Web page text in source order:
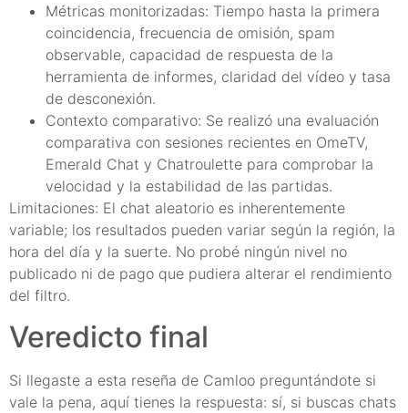
Métricas monitorizadas: Tiempo hasta la primera
coincidencia, frecuencia de omisión, spam
observable, capacidad de respuesta de la
herramienta de informes, claridad del vídeo y tasa
de desconexión.
Contexto comparativo: Se realizó una evaluación
comparativa con sesiones recientes en OmeTV,
Emerald Chat y Chatroulette para comprobar la
velocidad y la estabilidad de las partidas.
Limitaciones: El chat aleatorio es inherentemente
variable; los resultados pueden variar según la región, la
hora del día y la suerte. No probé ningún nivel no
publicado ni de pago que pudiera alterar el rendimiento
del filtro.
Veredicto final
Si llegaste a esta reseña de Camloo preguntándote si
vale la pena, aquí tienes la respuesta: sí, si buscas chats